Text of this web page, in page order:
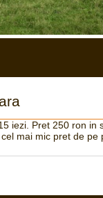
iezi. Pret 250 ron in
mai mic pret de pe